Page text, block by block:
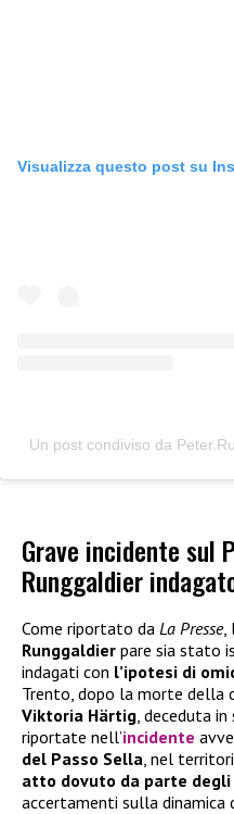
Visualizza questo post su
Un post condiviso da
Grave incidente sul
Runggaldier
Come riportato da La Presse,
Runggaldier pare sia stato
indagati con l’ipotesi di
Trento, dopo la morte della
Viktoria Härtig , deceduta
riportate nell’incidente
del Passo Sella , nel
atto dovuto da parte
accertamenti sulla dinamica